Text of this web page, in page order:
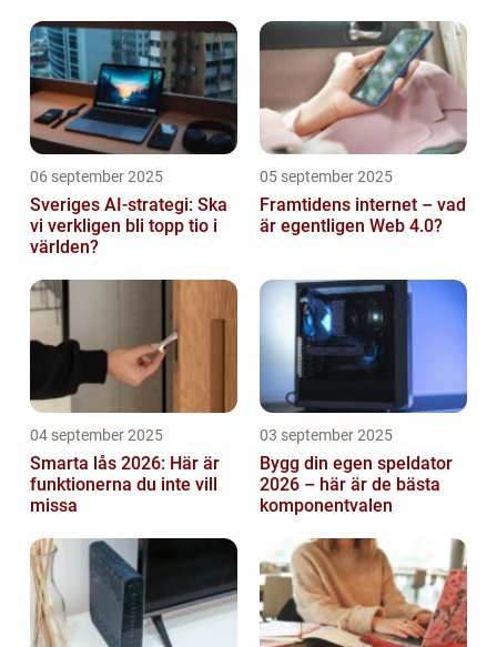
06 september 2025
Sveriges AI-strategi: Ska
vi verkligen bli topp tio i
världen?
05 september 2025
Framtidens internet – vad
är egentligen Web 4.0?
04 september 2025
Smarta lås 2026: Här är
funktionerna du inte vill
missa
03 september 2025
Bygg din egen speldator
2026 – här är de bästa
komponentvalen